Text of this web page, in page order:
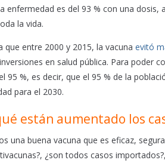
enfermedad es del 93 % con una
la vida.
que entre 2000 y 2015, la vacuna evitó
en salud pública. Para poder
95 %, es decir, que el 95 % de la
para el 2030.
están aumentado los
una buena vacuna que es eficaz,
¿son todos casos